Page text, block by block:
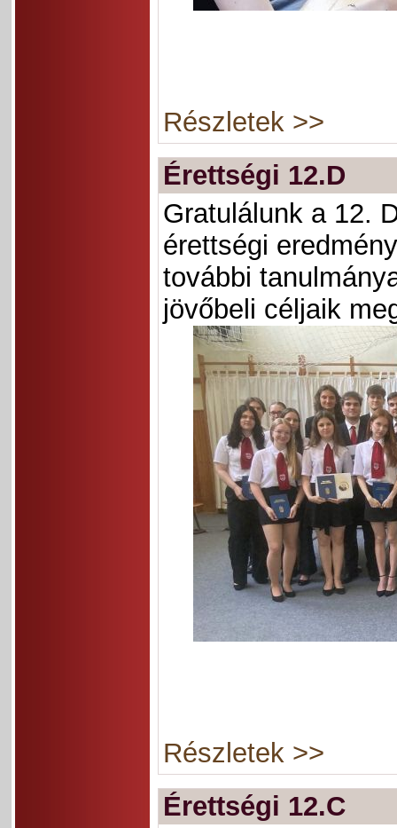
Részletek >>
Érettségi 12.D
Gratulálunk a 12.
érettségi
további
jövőbeli céljaik
Részletek >>
Érettségi 12.C